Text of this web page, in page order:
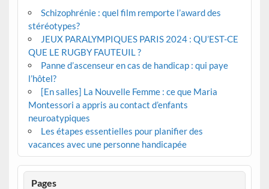
Schizophrénie : quel film remporte l’award des
stéréotypes?
JEUX PARALYMPIQUES PARIS 2024 : QU’EST-CE
QUE LE RUGBY FAUTEUIL ?
Panne d’ascenseur en cas de handicap : qui paye
l’hôtel?
[En salles] La Nouvelle Femme : ce que Maria
Montessori a appris au contact d’enfants
neuroatypiques
Les étapes essentielles pour planifier des
vacances avec une personne handicapée
Pages